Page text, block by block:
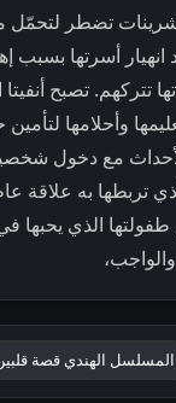
تضطر لتحمّل
انهيار أسرتها بسبب
تتركهم. تصبح
وأحلامها
الأحداث مع دخول
تربطها به علاقة
الذي يحبها
المسلسل الهندي قصة